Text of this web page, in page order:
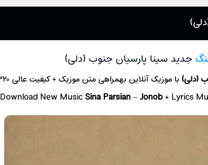
جدید سینا پارسیان جنوب (دلی)
(دلی)با موزیک آنلاینبهمراهی متن موزیک + کیفیت عالی ۳۲۰ و ۱۲۸
Download New MusicSina Parsian–Jonob+ Lyrics